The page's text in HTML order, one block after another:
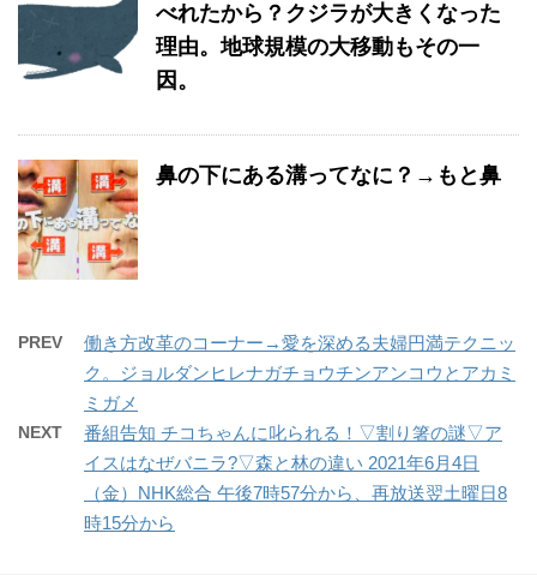
べれたから？クジラが大きくなった
理由。地球規模の大移動もその一
因。
鼻の下にある溝ってなに？→もと鼻
PREV
働き方改革のコーナー→愛を深める夫婦円満テクニッ
ク。ジョルダンヒレナガチョウチンアンコウとアカミ
ミガメ
NEXT
番組告知 チコちゃんに叱られる！▽割り箸の謎▽ア
イスはなぜバニラ?▽森と林の違い 2021年6月4日
（金）NHK総合 午後7時57分から、再放送翌土曜日8
時15分から